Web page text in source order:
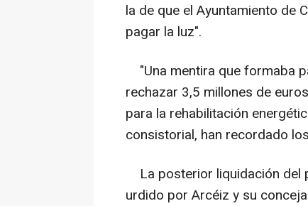
la de que el Ayuntamiento de
pagar la luz".
"Una mentira que formaba
rechazar 3,5 millones de
para la rehabilitación
consistorial, han recordado
La posterior liquidación del
urdido por Arcéiz y su